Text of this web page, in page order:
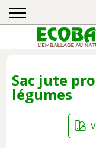
Sac jute
légumes